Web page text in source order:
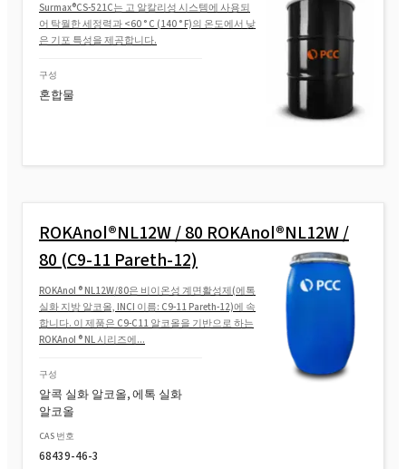
Surmax®CS-521C는 고 알칼리성 시스템에 사용되
어 탁월한 세정력과 <60 ° C (140 ° F)의 온도에서 낮
은 기포 특성을 제공합니다.
구성
혼합물
ROKAnol®NL12W / 80 ROKAnol®NL12W /
80 (C9-11 Pareth-12)
ROKAnol ® NL12W/80은 비이온성 계면활성제(에톡
실화 지방 알코올, INCI 이름: C9-11 Pareth-12)에 속
합니다. 이 제품은 C9-C11 알코올을 기반으로 하는
ROKAnol ® NL 시리즈에...
구성
알콕 실화 알코올, 에톡 실화
알코올
CAS 번호
68439-46-3